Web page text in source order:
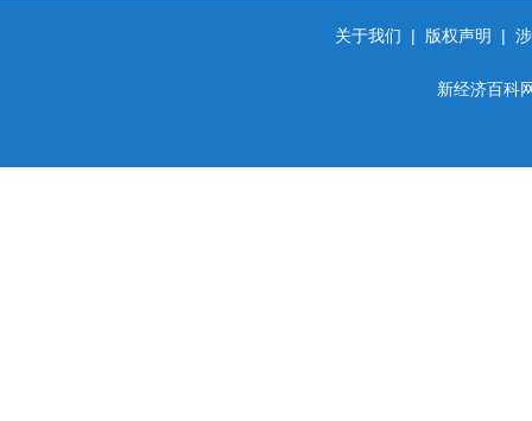
关于我们 | 版权声明 |
新经济百科